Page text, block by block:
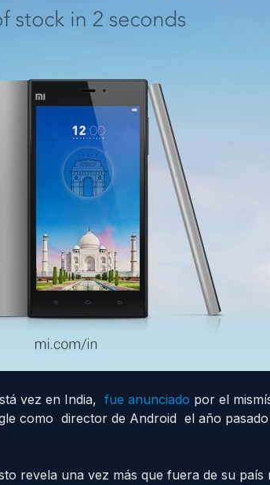
vez en India, fue anunciado por el
como director de Android el año
revela una vez más que fuera de su país